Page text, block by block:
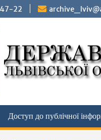
22
Доступ до публічної